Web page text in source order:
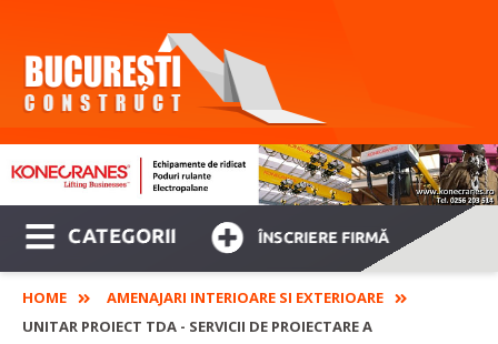
CATEGORII ÎNSCRIERE FIRMĂ
HOME
AMENAJARI INTERIOARE SI EXTERIOARE
UNITAR PROIECT TDA - SERVICII DE PROIECTARE A